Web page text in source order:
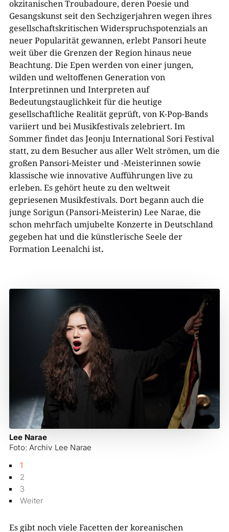
okzitanischen Troubadoure, deren Poesie und
Gesangskunst seit den Sechzigerjahren wegen ihres
gesellschaftskritischen Widerspruchspotenzials an
neuer Popularität gewannen, erlebt Pansori heute
weit über die Grenzen der Region hinaus neue
Beachtung. Die Epen werden von einer jungen,
wilden und weltoffenen Generation von
Interpretinnen und Interpreten auf
Bedeutungstauglichkeit für die heutige
gesellschaftliche Realität geprüft, von K-Pop-Bands
variiert und bei Musikfestivals zelebriert. Im
Sommer findet das Jeonju International Sori Festival
statt, zu dem Besucher aus aller Welt strömen, um die
großen Pansori-Meister und -Meisterinnen sowie
klassische wie innovative Aufführungen live zu
erleben. Es gehört heute zu den weltweit
gepriesenen Musikfestivals. Dort begann auch die
junge Sorigun (Pansori-Meisterin) Lee Narae, die
schon mehrfach umjubelte Konzerte in Deutschland
gegeben hat und die künstlerische Seele der
Formation Leenalchi ist.
Lee Narae
Foto: Archiv Lee Narae
1
2
3
Weiter
Es gibt noch viele Facetten der koreanischen